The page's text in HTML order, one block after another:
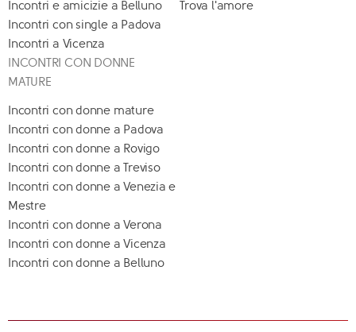
Incontri e amicizie a Belluno
Incontri con single a Padova
Incontri a Vicenza
Trova l'amore
INCONTRI CON DONNE
MATURE
Incontri con donne mature
Incontri con donne a Padova
Incontri con donne a Rovigo
Incontri con donne a Treviso
Incontri con donne a Venezia e
Mestre
Incontri con donne a Verona
Incontri con donne a Vicenza
Incontri con donne a Belluno